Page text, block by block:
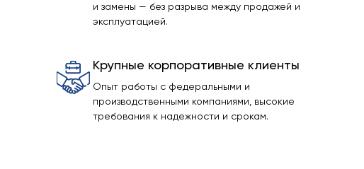
и замены — без разрыва между продажей и
эксплуатацией.
Крупные корпоративные клиенты
Опыт работы с федеральными и
производственными компаниями, высокие
требования к надежности и срокам.